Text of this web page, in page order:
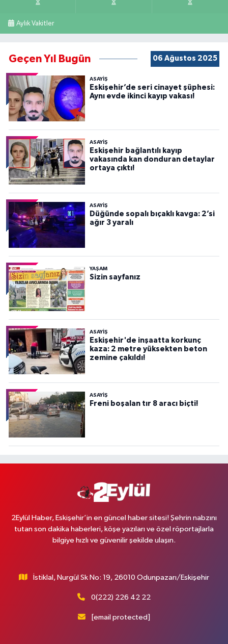
Aylık Vakitler
Geçen Yıl Bugün 06 Ağustos 2025
ASAYİŞ
Eskişehir’de seri cinayet şüphesi:
Aynı evde ikinci kayıp vakası!
ASAYİŞ
Eskişehir bağlantılı kayıp
vakasında kan donduran detaylar
ortaya çıktı!
ASAYİŞ
Düğünde sopalı bıçaklı kavga: 2’si
ağır 3 yaralı
YAŞAM
Sizin sayfanız
ASAYİŞ
Eskişehir'de inşaatta korkunç
kaza: 2 metre yüksekten beton
zemine çakıldı!
ASAYİŞ
Freni boşalan tır 8 aracı biçti!
2Eylül Haber, Eskişehir’in en güncel haber sitesi! Şehrin nabzını
tutan son dakika haberleri, köşe yazıları ve özel röportajlarla
bilgiye hızlı ve güvenilir şekilde ulaşın.
İstiklal, Nurgül Sk No: 19, 26010 Odunpazarı/Eskişehir
0(222) 226 42 22
[email protected]